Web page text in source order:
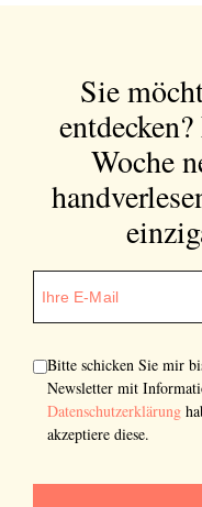
Sie
entdecken?
Woche
Bitte schicken Sie mir
Newsletter mit
Datenschutzerklärung
akzeptiere diese.